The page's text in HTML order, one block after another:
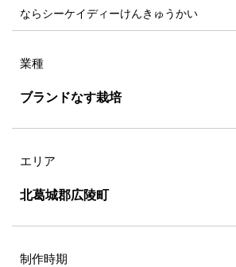
ならシーケイディーけんきゅうかい
業種
ブランドなす栽培
エリア
北葛城郡広陵町
制作時期